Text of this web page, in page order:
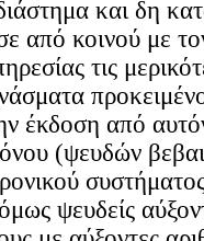
και δη
από κοινού με
τις
έκδοση από
(ψευδών
ψευδείς